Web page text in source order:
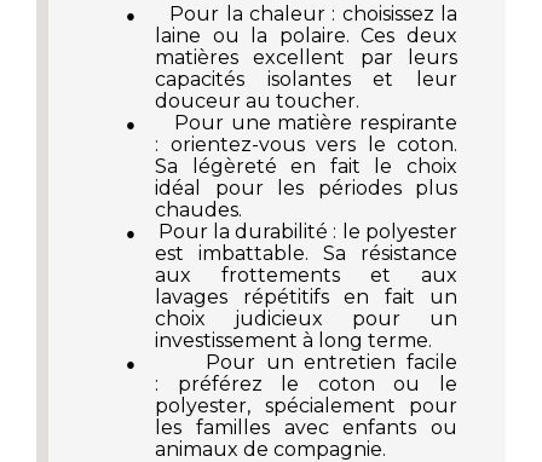
●
Pour la chaleur : choisissez la
laine ou la polaire. Ces deux
matières excellent par leurs
capacités isolantes et leur
douceur au toucher.
●
Pour une matière respirante
: orientez-vous vers le coton.
Sa légèreté en fait le choix
idéal pour les périodes plus
chaudes.
●
Pour la durabilité : le polyester
est imbattable. Sa résistance
aux frottements et aux
lavages répétitifs en fait un
choix judicieux pour un
investissement à long terme.
●
Pour un entretien facile
: préférez le coton ou le
polyester, spécialement pour
les familles avec enfants ou
animaux de compagnie.